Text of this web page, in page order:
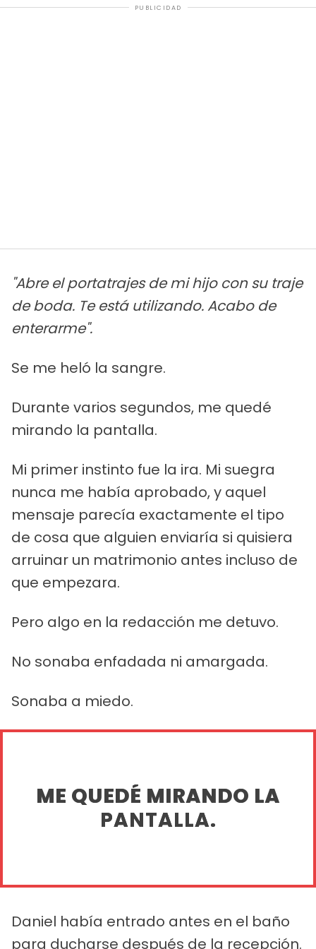
PUBLICIDAD
"Abre el portatrajes de mi hijo con su traje
de boda. Te está utilizando. Acabo de
enterarme".
Se me heló la sangre.
Durante varios segundos, me quedé
mirando la pantalla.
Mi primer instinto fue la ira. Mi suegra
nunca me había aprobado, y aquel
mensaje parecía exactamente el tipo
de cosa que alguien enviaría si quisiera
arruinar un matrimonio antes incluso de
que empezara.
Pero algo en la redacción me detuvo.
No sonaba enfadada ni amargada.
Sonaba a miedo.
ME QUEDÉ MIRANDO LA
PANTALLA.
Daniel había entrado antes en el baño
para ducharse después de la recepción.